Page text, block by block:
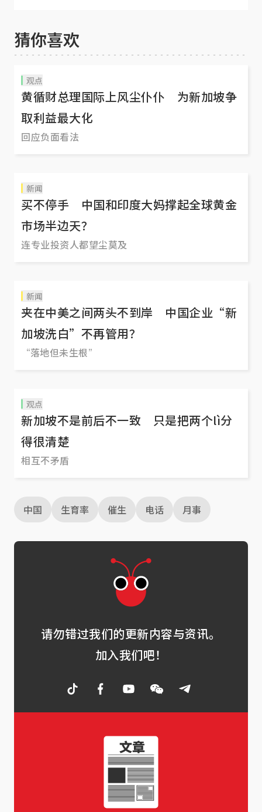
猜你喜欢
观点
黄循财总理国际上风尘仆仆 为新加坡争
取利益最大化
回应负面看法
新闻
买不停手 中国和印度大妈撑起全球黄金
市场半边天？
连专业投资人都望尘莫及
新闻
夹在中美之间两头不到岸 中国企业“新
加坡洗白”不再管用？
“落地但未生根”
观点
新加坡不是前后不一致 只是把两个lì分
得很清楚
相互不矛盾
中国 生育率 催生 电话 月事
请勿错过我们的更新内容与资讯。
加入我们吧！